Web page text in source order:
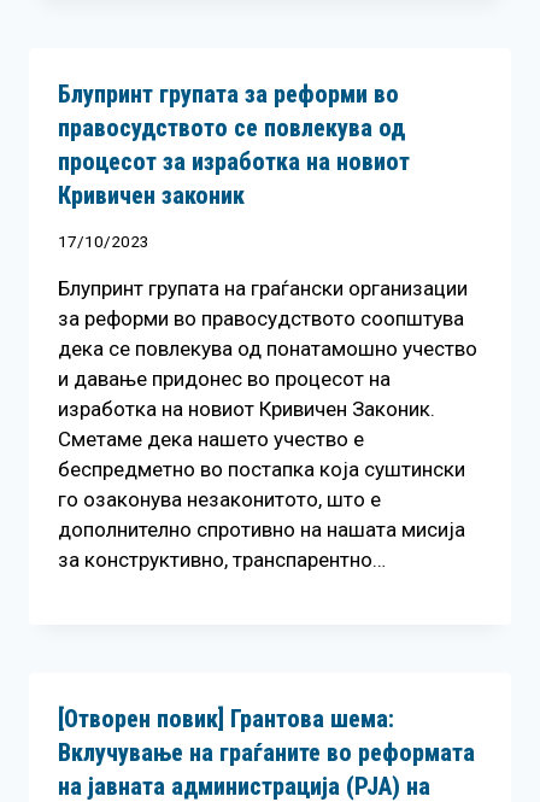
Блупринт групата за реформи во
правосудството се повлекува од
процесот за изработка на новиот
Кривичен законик
17/10/2023
Блупринт групата на граѓански организации
за реформи во правосудството соопштува
дека се повлекува од понатамошно учество
и давање придонес во процесот на
изработка на новиот Кривичен Законик.
Сметаме дека нашето учество е
беспредметно во постапка која суштински
го озаконува незаконитото, што е
дополнително спротивно на нашата мисија
за конструктивно, транспарентно…
[Отворен повик] Грантова шема:
Вклучување на граѓаните во реформата
на јавната администрација (РЈА) на